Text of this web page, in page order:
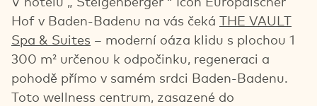
Hof v Baden-Badenu na vás čeká THE VAULT
Spa & Suites – moderní oáza klidu s plochou 1
300 m² určenou k odpočinku, regeneraci a
pohodě přímo v samém srdci Baden-Badenu.
Toto wellness centrum, zasazené do